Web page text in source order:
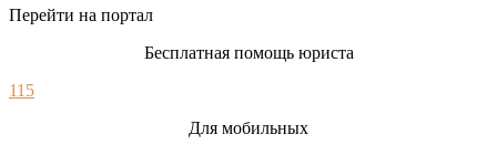
Перейти на портал
Бесплатная помощь юриста
115
Для мобильных